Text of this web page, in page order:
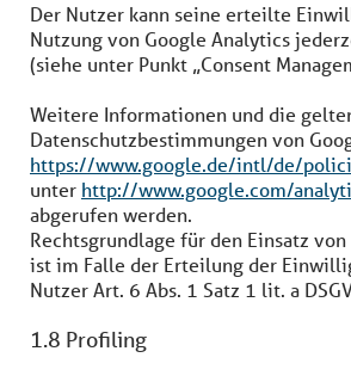
Der Nutzer kann seine erteilte
Nutzung von Google Analytics
(siehe unter Punkt „Consent
Weitere Informationen und die
Datenschutzbestimmungen von
https://www.google.de/intl/de/
unter http://www.google.com/
abgerufen werden.
Rechtsgrundlage für den Einsatz
ist im Falle der Erteilung der
Nutzer Art. 6 Abs. 1 Satz 1 lit. a
1.8 Profiling